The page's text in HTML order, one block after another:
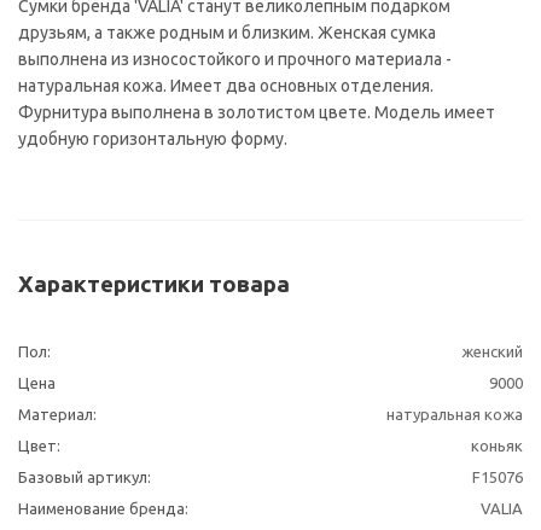
Сумки бренда 'VALIA' станут великолепным подарком
друзьям, а также родным и близким. Женская сумка
выполнена из износостойкого и прочного материала -
натуральная кожа. Имеет два основных отделения.
Фурнитура выполнена в золотистом цвете. Модель имеет
удобную горизонтальную форму.
Характеристики товара
Пол:
женский
Цена
9000
Материал:
натуральная кожа
Цвет:
коньяк
Базовый артикул:
F15076
Наименование бренда:
VALIA